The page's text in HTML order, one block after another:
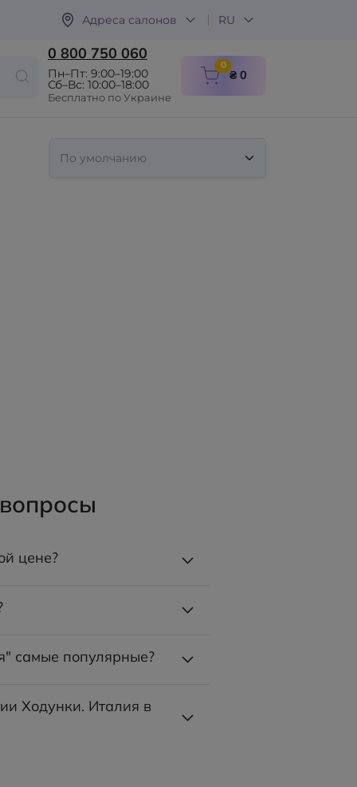
Адреса салонов RU
0 800 750 060
Пн–Пт: 9:00–19:00
Сб–Вс: 10:00–18:00
Бесплатно по Украине
0items in cart
₴ 0
цене?
самые популярные?
Ходунки. Италия в